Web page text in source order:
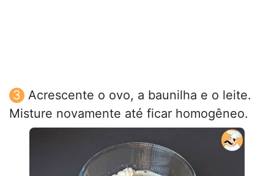
Acrescente o ovo, a baunilha e o leite.
Misture novamente até ficar homogêneo.